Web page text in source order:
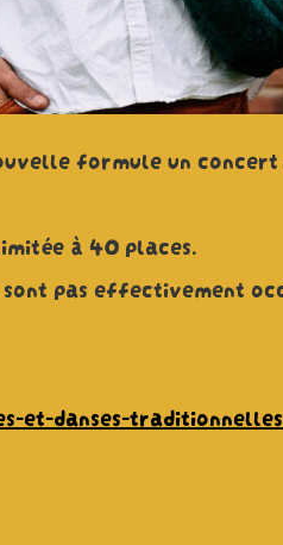
formule un
à 40 places.
pas effectivement
et-danses-